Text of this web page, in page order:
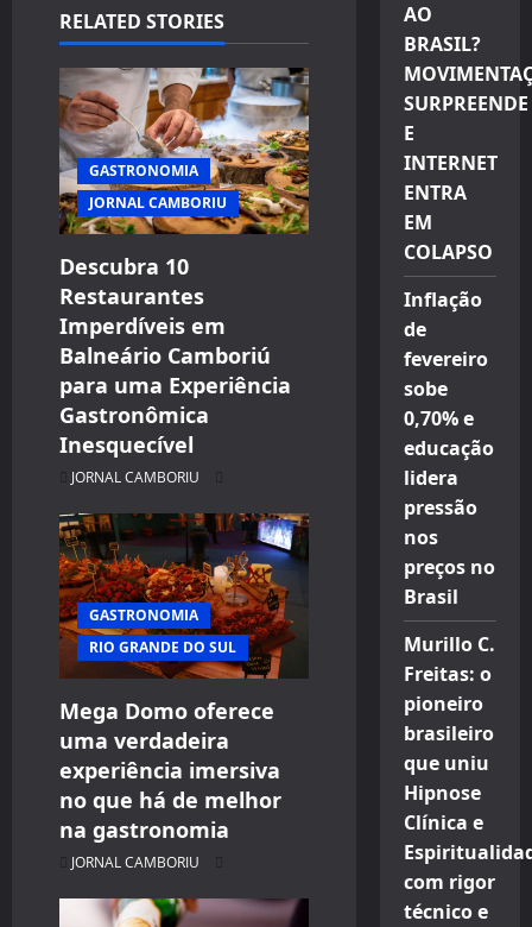
g
a
t
i
o
n
RELATED STORIES
GASTRONOMIA
JORNAL CAMBORIU
Descubra 10
Restaurantes
Imperdíveis em
Balneário Camboriú
para uma Experiência
Gastronômica
Inesquecível
JORNAL CAMBORIU
GASTRONOMIA
RIO GRANDE DO SUL
Mega Domo oferece
uma verdadeira
experiência imersiva
no que há de melhor
na gastronomia
JORNAL CAMBORIU
AO
BRASIL?
SURPREENDE
E
INTERNET
ENTRA
EM
COLAPSO
Inflação
de
fevereiro
sobe
0,70% e
educação
lidera
pressão
nos
preços no
Brasil
Murillo C.
Freitas: o
pioneiro
brasileiro
que uniu
Hipnose
Clínica e
com rigor
técnico e